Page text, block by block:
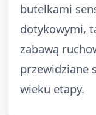
butelkami
dotykowymi,
zabawą
przewidziane
wieku etapy.